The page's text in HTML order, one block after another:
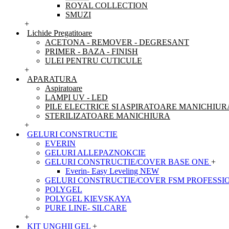
ROYAL COLLECTION
SMUZI
+
Lichide Pregatitoare
ACETONA - REMOVER - DEGRESANT
PRIMER - BAZA - FINISH
ULEI PENTRU CUTICULE
+
APARATURA
Aspiratoare
LAMPI UV - LED
PILE ELECTRICE SI ASPIRATOARE
STERILIZATOARE MANICHIURA
+
GELURI CONSTRUCTIE
EVERIN
GELURI ALLEPAZNOKCIE
GELURI CONSTRUCTIE/COVER BASE ONE +
Everin- Easy Leveling NEW
GELURI CONSTRUCTIE/COVER FSM
POLYGEL
POLYGEL KIEVSKAYA
PURE LINE- SILCARE
+
KIT UNGHII GEL +